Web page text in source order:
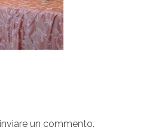
un commento.